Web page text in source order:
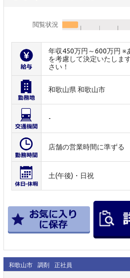
閲覧状況
年収450万円～600万円 ※
を考慮して決定いたしま
さい！
和歌山県 和歌山市
-
店舗の営業時間に準ずる
土(午後)・日祝
和歌山市 調剤 正社員